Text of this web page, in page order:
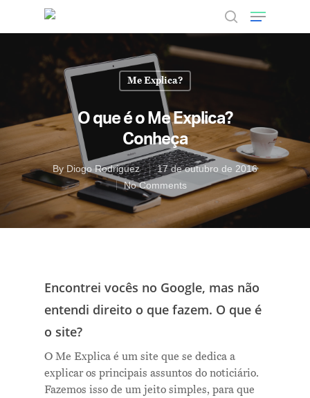
Hit enter to search or ESC to close
Me Explica?
O que é o Me Explica?
Conheça
ByDiogo Rodriguez
17 de outubro de 2016
No Comments
Encontrei vocês no Google, mas não
entendi direito o que fazem. O que é
o site?
O Me Explica é um site que se dedica a
explicar os principais assuntos do noticiário.
Fazemos isso de um jeito simples, para que